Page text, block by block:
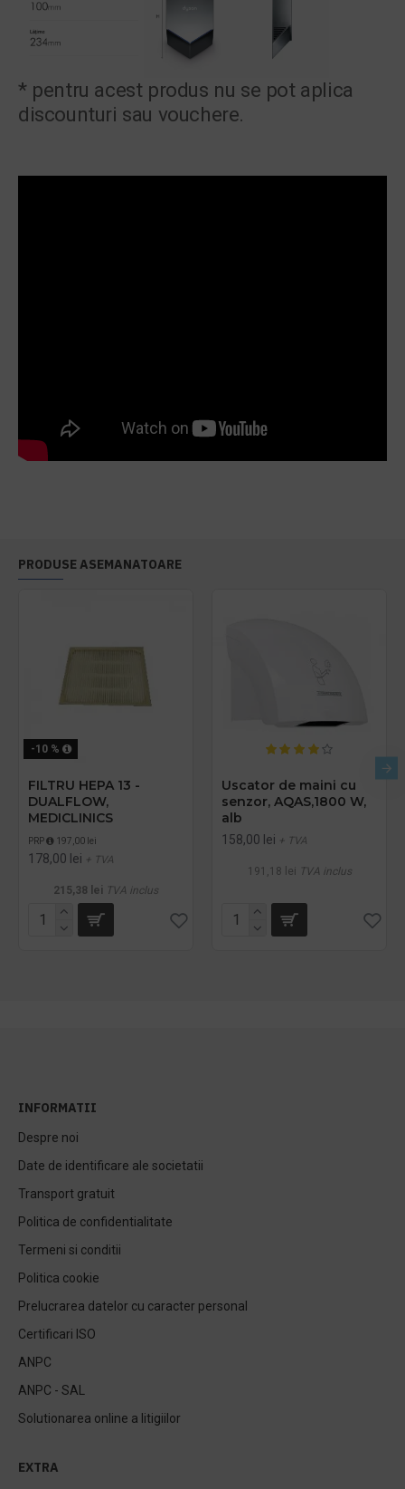
* pentru acest produs nu se pot aplica
discounturi sau vouchere.
PRODUSE ASEMANATOARE
-10 %
FILTRU HEPA 13 -
DUALFLOW,
MEDICLINICS
PRP 197,00 lei
178,00 lei + TVA
215,38 lei TVA inclus
Uscator de maini cu
senzor, AQAS,1800 W,
alb
158,00 lei + TVA
191,18 lei TVA inclus
INFORMATII
Despre noi
Date de identificare ale societatii
Transport gratuit
Politica de confidentialitate
Termeni si conditii
Politica cookie
Prelucrarea datelor cu caracter personal
Certificari ISO
ANPC
ANPC - SAL
Solutionarea online a litigiilor
EXTRA